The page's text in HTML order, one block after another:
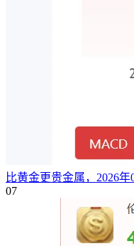
比黄金更贵金属，2026
07